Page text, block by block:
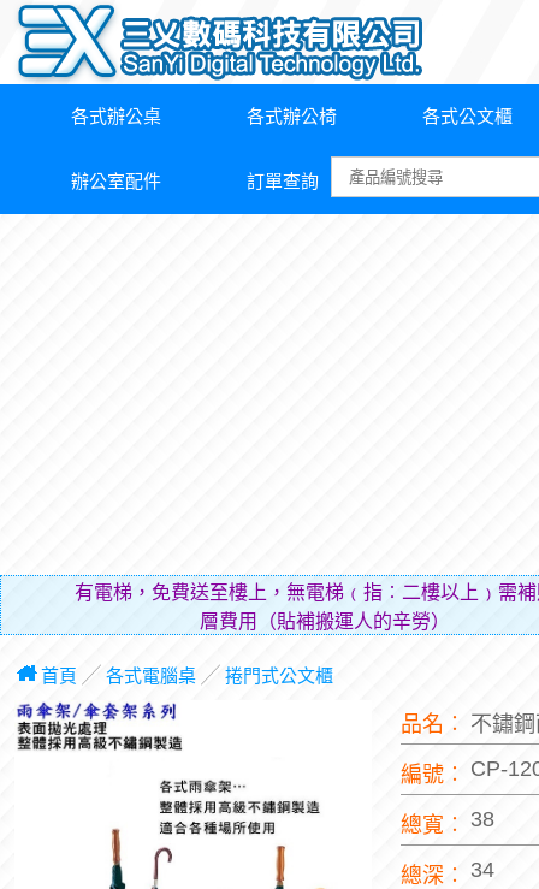
各式辦公桌 各式辦公椅 各式公文櫃
辦公室配件 訂單查詢
有電梯，免費送至樓上，無電梯﹙指︰二樓以上﹚需
層費用（貼補搬運人的辛勞）。
首頁 ╱ 各式電腦桌╱ 捲門式公文櫃
品名︰ 不鏽
編號︰ CP-
總寬︰ 38
總深︰ 34